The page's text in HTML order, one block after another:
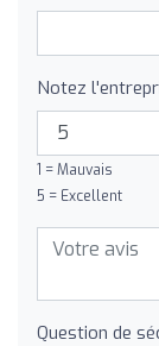
Notez
1 = Mauvais
5 = Excellent
Question de